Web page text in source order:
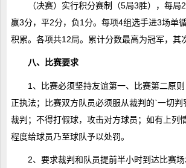
（决赛）实行积分赛制（5局3胜），每局
赢3分，平2分，负1分。每项4组选手进3场单
积累。各项共12局。累计分数最高为冠军，其
八、比赛要求
1、比赛必须坚持友谊第一、比赛第二原
正执法；比赛双方队员必须服从裁判的`一切
裁判；不得打假球，攻击对方球员；如有上列
程度给球员乃至球队予以处罚。
2、要求裁判和队员提前半小时到达比赛